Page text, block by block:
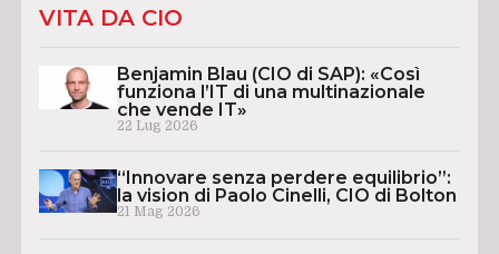
VITA DA CIO
Benjamin Blau (CIO di SAP): «Così
funziona l’IT di una multinazionale
che vende IT»
22 Lug 2026
“Innovare senza perdere equilibrio”:
la vision di Paolo Cinelli, CIO di Bolton
21 Mag 2026